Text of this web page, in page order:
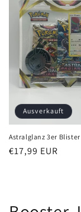
Ausverkauft
Astralglanz 3er Blister
Normaler
€17,99 EUR